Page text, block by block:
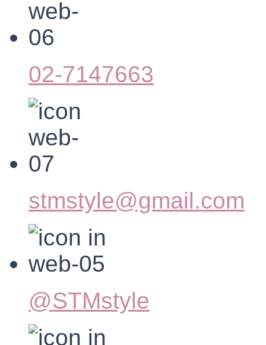
02-7147663
stmstyle@gmail.com
@STMstyle